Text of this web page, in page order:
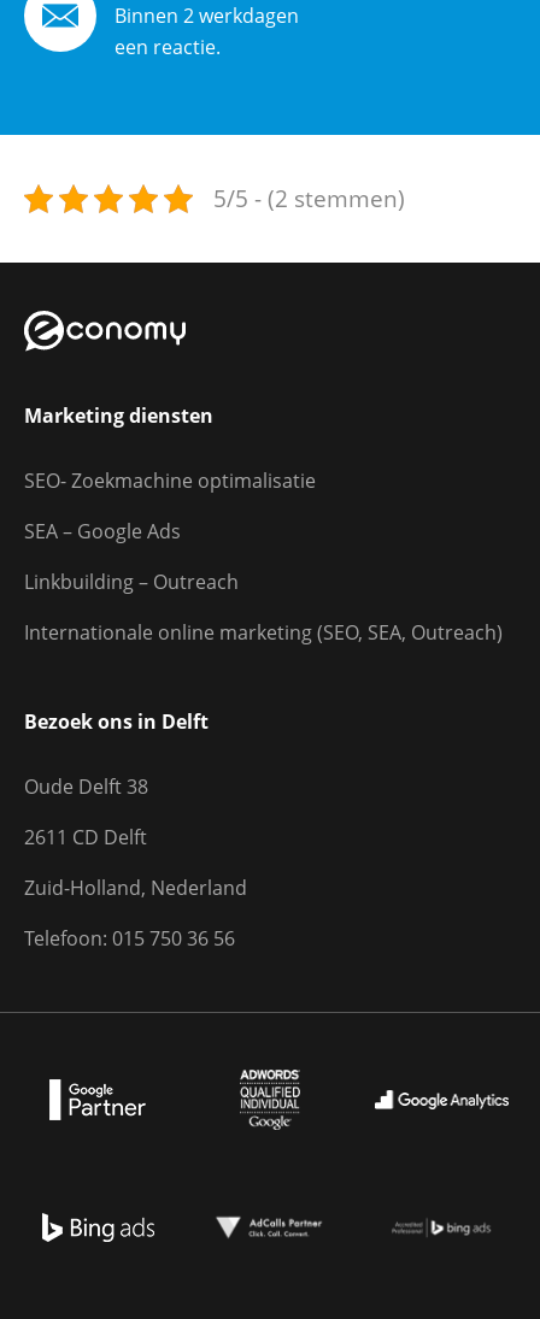
Binnen 2 werkdagen
een reactie.
5/5 - (2 stemmen)
Marketing diensten
SEO- Zoekmachine optimalisatie
SEA – Google Ads
Linkbuilding – Outreach
Internationale online marketing (SEO, SEA, Outreach)
Bezoek ons in Delft
Oude Delft 38
2611 CD Delft
Zuid-Holland, Nederland
Telefoon: 015 750 36 56